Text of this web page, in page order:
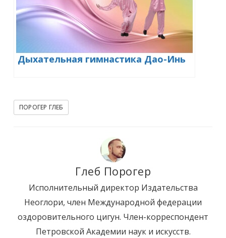
Дыхательная гимнастика Дао-Инь
ПОРОГЕР ГЛЕБ
Глеб Порогер
Исполнительный директор Издательства
Неоглори, член Международной федерации
оздоровительного цигун. Член-корреспондент
Петровской Академии наук и искусств.